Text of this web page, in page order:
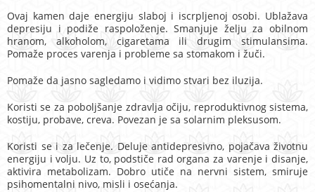
Ovaj kamen daje energiju slaboj i iscrpljenoj osobi. Ublažava
depresiju i podiže raspoloženje. Smanjuje želju za obilnom
hranom, alkoholom, cigaretama ili drugim stimulansima.
Pomaže proces varenja i probleme sa stomakom i žuči.
Pomaže da jasno sagledamo i vidimo stvari bez iluzija.
Koristi se za poboljšanje zdravlja očiju, reproduktivnog sistema,
kostiju, probave, creva. Povezan je sa solarnim pleksusom.
Koristi se i za lečenje. Deluje antidepresivno, pojačava životnu
energiju i volju. Uz to, podstiče rad organa za varenje i disanje,
aktivira metabolizam. Dobro utiče na nervni sistem, smiruje
psihomentalni nivo, misli i osećanja.